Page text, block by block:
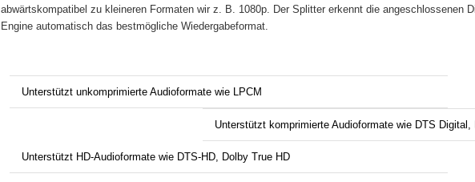
abwärtskompatibel zu kleineren Formaten wir z. B. 1080p. Der Splitter erkennt die angeschlossenen
Engine automatisch das bestmögliche Wiedergabeformat.
Unterstützt unkomprimierte Audioformate wie LPCM
Unterstützt komprimierte Audioformate wie DTS Digital,
Unterstützt HD-Audioformate wie DTS-HD, Dolby True HD